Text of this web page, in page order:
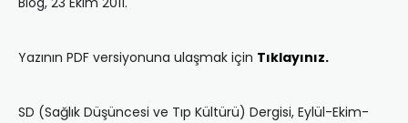
Yazının PDF versiyonuna ulaşmak için Tıklayınız.
SD (Sağlık Düşüncesi ve Tıp Kültürü) Dergisi, Eylül-Ekim-